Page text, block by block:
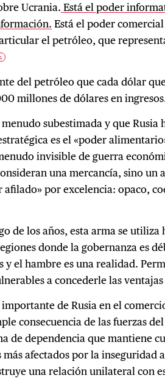
Ucrania. Está el poder
Está el poder
el petróleo, que
1
del petróleo que cada dólar
millones de dólares en
subestimada y que Rusia
es el «poder
invisible de guerra
una mercancía, sino un
afilado» por excelencia: opaco,
de los años, esta arma se utiliza
donde la gobernanza es
y el hambre es una realidad.
a concederle las
importante de Rusia en el
consecuencia de las fuerzas
de dependencia que mantiene
más afectados por la inseguridad
una relación unilateral con